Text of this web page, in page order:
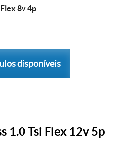
8v 4p
disponíveis
1.0 Tsi Flex 12v 5p